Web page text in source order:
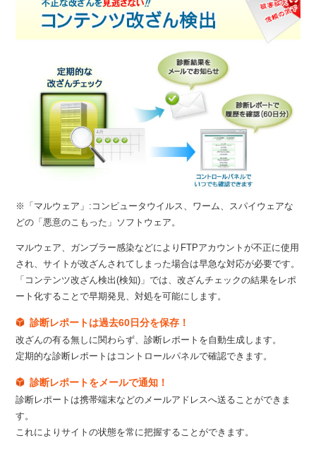
※「マルウェア」:コンピュータウイルス、ワーム、スパイウェアな
どの「悪意のこもった」ソフトウェア。
マルウェア、ガンブラー感染などによりFTPアカウントが不正に使用
され、サイトが改ざんされてしまった場合は早急な対応が必要です。
「コンテンツ改ざん検出(検知)」では、改ざんチェックの結果をレポ
ート化することで早期発見、対処を可能にします。
診断レポートは過去60日分を保存！
改ざんの有る無しに関わらず、診断レポートを自動生成します。
定期的な診断レポートはコントロールパネルで確認できます。
診断レポートをメールで通知！
診断レポートは携帯端末などのメールアドレスへ送ることができま
す。
これによりサイトの状態を常に把握することができます。